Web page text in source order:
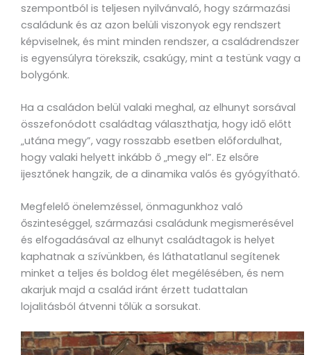
szempontból is teljesen nyilvánvaló, hogy származási
családunk és az azon belüli viszonyok egy rendszert
képviselnek, és mint minden rendszer, a családrendszer
is egyensúlyra törekszik, csakúgy, mint a testünk vagy a
bolygónk.
Ha a családon belül valaki meghal, az elhunyt sorsával
összefonódott családtag választhatja, hogy idő előtt
„utána megy”, vagy rosszabb esetben előfordulhat,
hogy valaki helyett inkább ő „megy el”. Ez elsőre
ijesztőnek hangzik, de a dinamika valós és gyógyítható.
Megfelelő önelemzéssel, önmagunkhoz való
őszinteséggel, származási családunk megismerésével
és elfogadásával az elhunyt családtagok is helyet
kaphatnak a szívünkben, és láthatatlanul segítenek
minket a teljes és boldog élet megélésében, és nem
akarjuk majd a család iránt érzett tudattalan
lojalitásból átvenni tőlük a sorsukat.